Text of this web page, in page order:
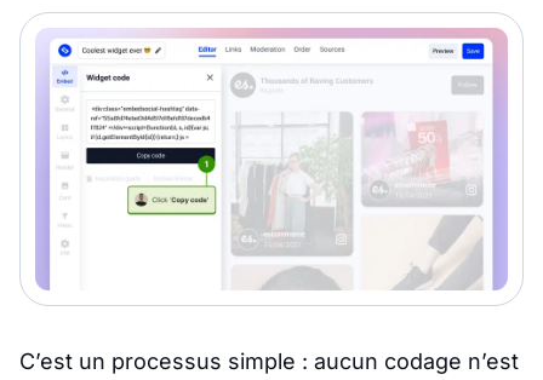
C’est un processus simple : aucun codage n’est